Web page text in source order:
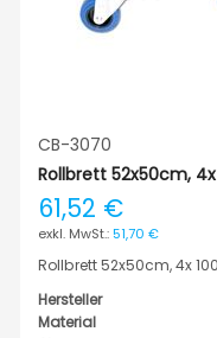
CB-3070
Rollbrett 52x50cm,
61,52 €
51,70 €
Rollbrett 52x50cm, 4x
Hersteller
Material